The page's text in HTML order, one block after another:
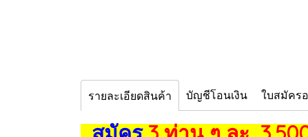
รายละเอียดสินค้า บัญชีโอนเงิน ใบสมัคร